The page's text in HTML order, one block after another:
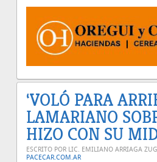
‘VOLÓ PARA
LAMARIANO
HIZO CON SU
ESCRITO POR LIC. EMILIANO ARRIAGA
PACECAR.COM.AR